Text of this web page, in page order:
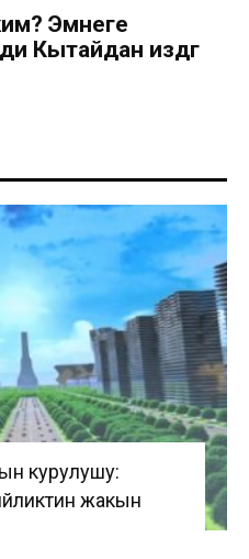
Эмнеге
Кытайдан издөөгө
курулушу:
жакын